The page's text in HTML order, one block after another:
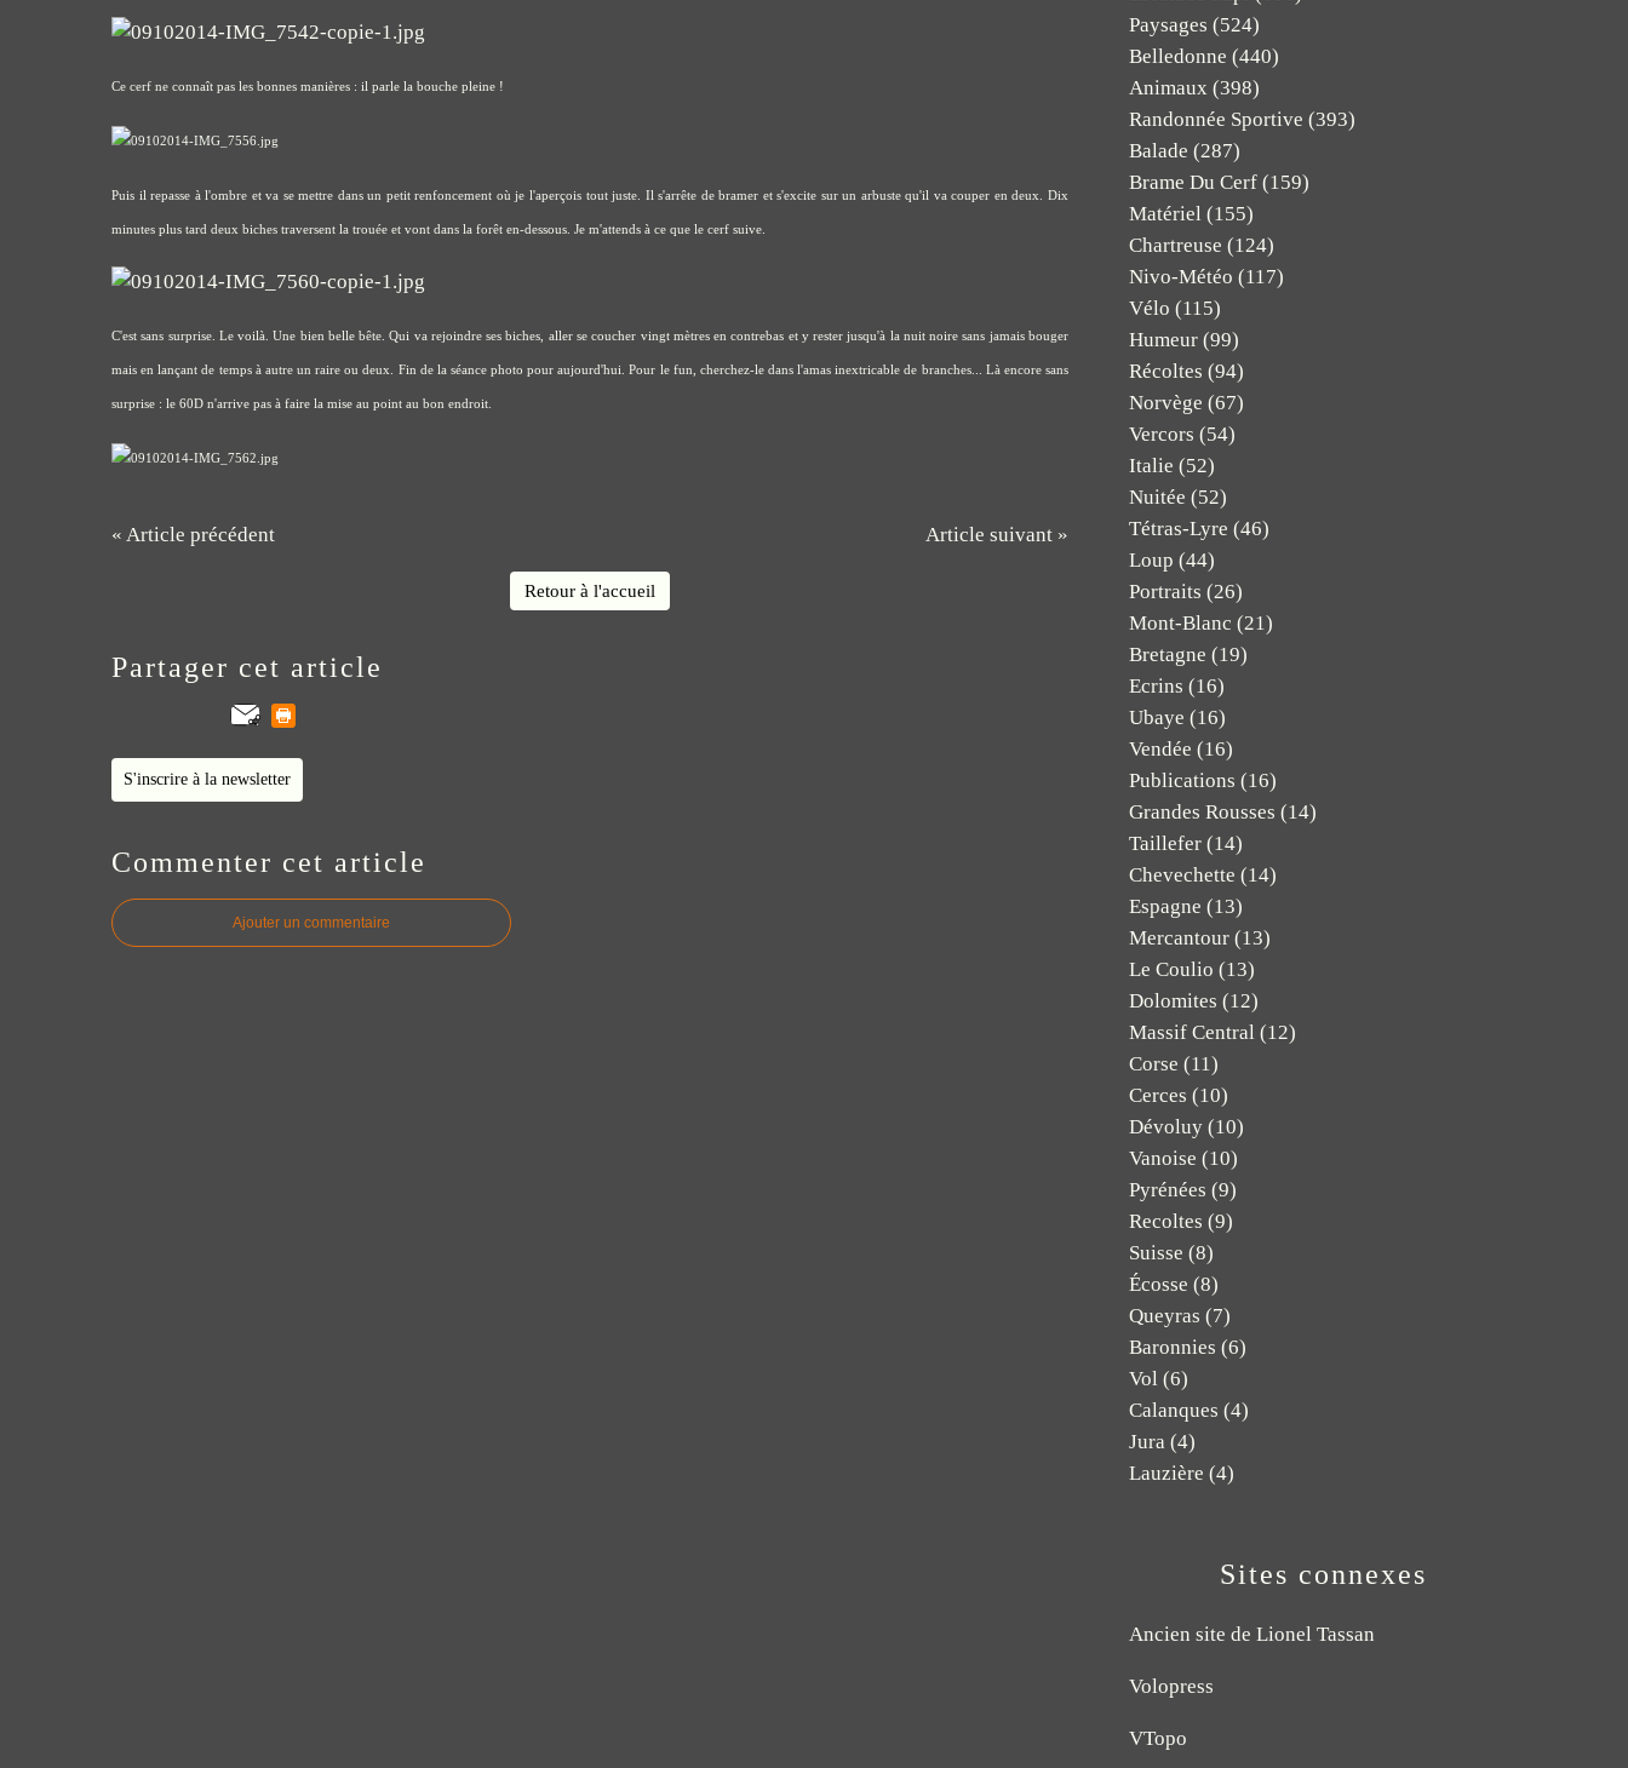
Ce cerf ne connaît pas les bonnes manières : il parle la bouche pleine !
Puis il repasse à l'ombre et va se mettre dans un petit renfoncement où je l'aperçois tout juste. Il s'arrête de bramer et s'excite sur un arbuste qu'il va couper en deux. Dix
minutes plus tard deux biches traversent la trouée et vont dans la forêt en-dessous. Je m'attends à ce que le cerf suive.
C'est sans surprise. Le voilà. Une bien belle bête. Qui va rejoindre ses biches, aller se coucher vingt mètres en contrebas et y rester jusqu'à la nuit noire sans jamais bouger
mais en lançant de temps à autre un raire ou deux. Fin de la séance photo pour aujourd'hui. Pour le fun, cherchez-le dans l'amas inextricable de branches... Là encore sans
surprise : le 60D n'arrive pas à faire la mise au point au bon endroit.
« Article précédent Article suivant »
Retour à l'accueil
Partager cet article
S'inscrire à la newsletter
Commenter cet article
Ajouter un commentaire
Paysages (524)
Belledonne (440)
Animaux (398)
Randonnée Sportive (393)
Balade (287)
Brame Du Cerf (159)
Matériel (155)
Chartreuse (124)
Nivo-Météo (117)
Vélo (115)
Humeur (99)
Récoltes (94)
Norvège (67)
Vercors (54)
Italie (52)
Nuitée (52)
Tétras-Lyre (46)
Loup (44)
Portraits (26)
Mont-Blanc (21)
Bretagne (19)
Ecrins (16)
Ubaye (16)
Vendée (16)
Publications (16)
Grandes Rousses (14)
Taillefer (14)
Chevechette (14)
Espagne (13)
Mercantour (13)
Le Coulio (13)
Dolomites (12)
Massif Central (12)
Corse (11)
Cerces (10)
Dévoluy (10)
Vanoise (10)
Pyrénées (9)
Recoltes (9)
Suisse (8)
Écosse (8)
Queyras (7)
Baronnies (6)
Vol (6)
Calanques (4)
Jura (4)
Lauzière (4)
Sites connexes
Ancien site de Lionel Tassan
Volopress
VTopo